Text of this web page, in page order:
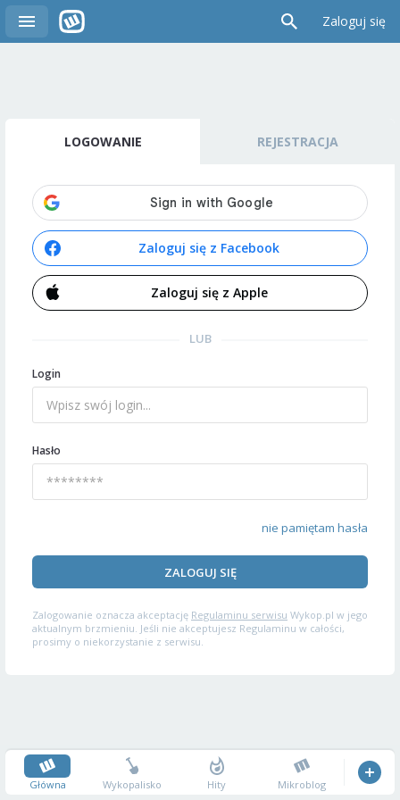
Zaloguj się
LOGOWANIE REJESTRACJA
Zaloguj się z Facebook
Zaloguj się z Apple
LUB
Login
Hasło
nie pamiętam hasła
ZALOGUJ SIĘ
Zalogowanie oznacza akceptację Regulaminu serwisu Wykop.pl w jego
aktualnym brzmieniu. Jeśli nie akceptujesz Regulaminu w całości,
prosimy o niekorzystanie z serwisu.
Główna Wykopalisko Hity Mikroblog